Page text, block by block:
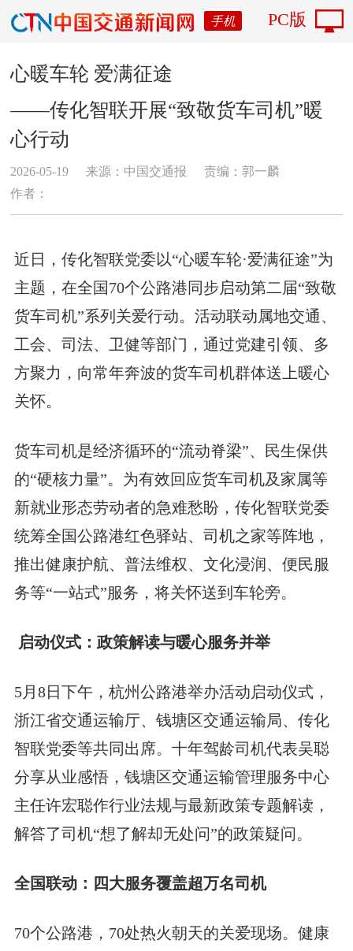
手机 PC版
心暖车轮 爱满征途
——传化智联开展“致敬货车司机”暖
心行动
2026-05-19 来源：中国交通报
责编：郭一麟
作者：
近日，传化智联党委以“心暖车轮·爱满征途”为
主题，在全国70个公路港同步启动第二届“致敬
货车司机”系列关爱行动。活动联动属地交通、
工会、司法、卫健等部门，通过党建引领、多
方聚力，向常年奔波的货车司机群体送上暖心
关怀。
货车司机是经济循环的“流动脊梁”、民生保供
的“硬核力量”。为有效回应货车司机及家属等
新就业形态劳动者的急难愁盼，传化智联党委
统筹全国公路港红色驿站、司机之家等阵地，
推出健康护航、普法维权、文化浸润、便民服
务等“一站式”服务，将关怀送到车轮旁。
启动仪式：政策解读与暖心服务并举
5月8日下午，杭州公路港举办活动启动仪式，
浙江省交通运输厅、钱塘区交通运输局、传化
智联党委等共同出席。十年驾龄司机代表吴聪
分享从业感悟，钱塘区交通运输管理服务中心
主任许宏聪作行业法规与最新政策专题解读，
解答了司机“想了解却无处问”的政策疑问。
全国联动：四大服务覆盖超万名司机
70个公路港，70处热火朝天的关爱现场。健康